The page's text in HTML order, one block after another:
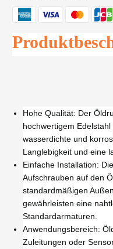
Hohe Qualität: Der
hochwertigem
wasserdichte und
Langlebigkeit und eine
Einfache Installation:
Aufschrauben auf den
standardmäßigen
gewährleisten eine
Standardarmaturen.
Anwendungsbereich:
Zuleitungen oder